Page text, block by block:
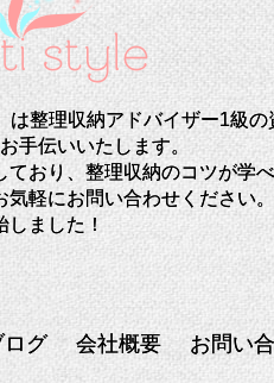
整理収納アドバイザー1級の
手伝いいたします。
ており、整理収納のコツが学
軽にお問い合わせください。
ました！
ログ 会社概要 お問い